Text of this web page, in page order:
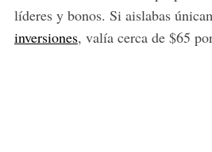
líderes y bonos. Si aislabas
inversiones, valía cerca de $65